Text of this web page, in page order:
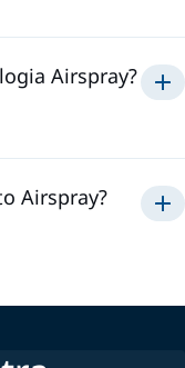
Airspray?
Airspray?